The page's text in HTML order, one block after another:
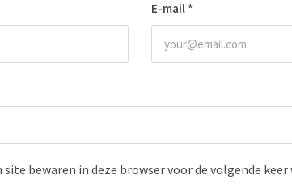
E-mail *
bewaren in deze browser voor de volgende